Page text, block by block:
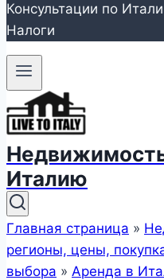
Консультации по
Налоги
Италию
Главная страница »
регионы, цены,
выбора » Аренда в